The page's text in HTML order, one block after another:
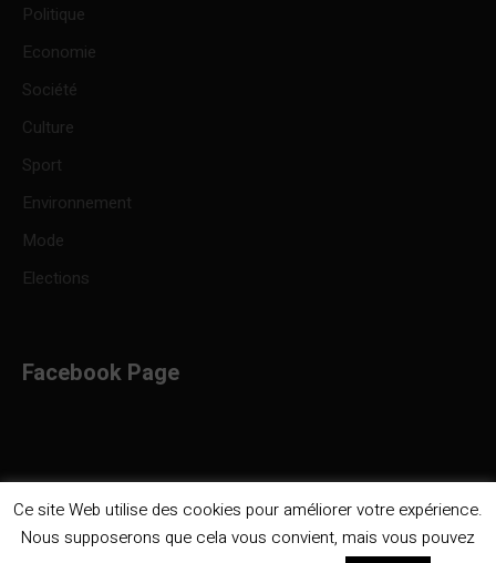
Politique
Economie
Société
Culture
Sport
Environnement
Mode
Elections
Facebook Page
Ce site Web utilise des cookies pour améliorer votre expérience.
Nous supposerons que cela vous convient, mais vous pouvez